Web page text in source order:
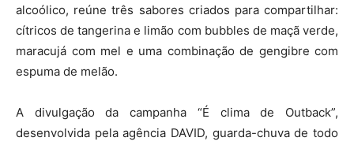
alcoólico, reúne três sabores criados para compartilhar:
cítricos de tangerina e limão com bubbles de maçã verde,
maracujá com mel e uma combinação de gengibre com
espuma de melão.
A divulgação da campanha “É clima de Outback”,
desenvolvida pela agência DAVID, guarda-chuva de todo